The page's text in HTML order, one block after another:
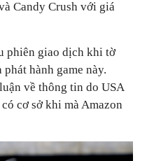
Candy Crush với giá
phiên giao dịch khi tờ
hành game này.
về thông tin do USA
cơ sở khi mà Amazon